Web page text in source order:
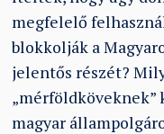
megfelelő
blokkolják a
jelentős részét?
„mérföldköveknek”
magyar